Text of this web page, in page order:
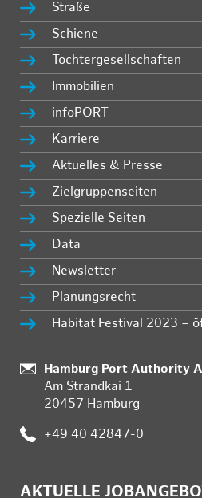
Straße
Schiene
Tochtergesellschaften
Immobilien
infoPORT
Karriere
Aktuelles & Presse
Zielgruppenseiten
Spezielle Seiten
Data
Newsletter
Planungsrecht
Habitat Festival 2023 –
Standort:
Hamburg Port Authority
Am Strandkai 1
20457 Hamburg
Telefon:
+49 40 42847-0
AKTUELLE